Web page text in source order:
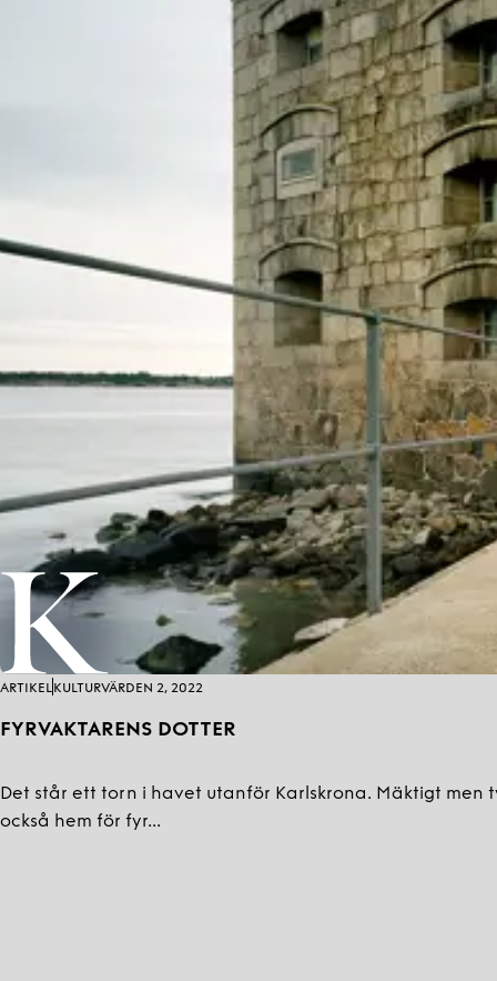
ARTIKEL KULTURVÄRDEN 2, 2022
FYRVAKTARENS DOTTER
Det står ett torn i havet utanför Karlskrona. Mäktigt
också hem för fyr...